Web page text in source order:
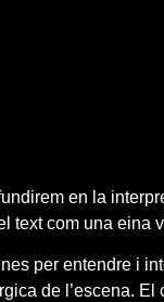
en la
text com una eina
per entendre i
de l’escena.